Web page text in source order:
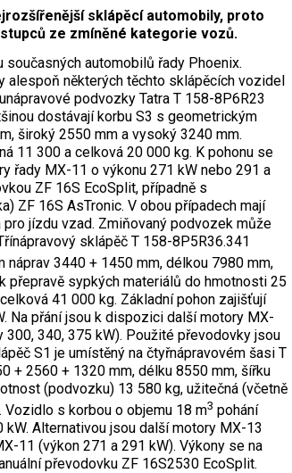
sklápěcí automobily, proto
ze zmíněné kategorie vozů.
automobilů řady Phoenix.
alespoň některých těchto sklápěcích vozidel
podvozky Tatra T 158-8P6R23
dostávají korbu S3 s geometrickým
široký 2550 mm a vysoký 3240 mm.
11 300 a celková 20 000 kg. K pohonu se
řady MX-11 o výkonu 271 kW nebo 291 a
ZF 16S EcoSplit, případně s
ZF 16S AsTronic. V obou případech mají
jízdu vzad. Zmiňovaný podvozek může
sklápěč T 158-8P5R36.341
náprav 3440 + 1450 mm, délkou 7980 mm,
přepravě sypkých materiálů do hmotnosti 25
41 000 kg. Základní pohon zajišťují
Na přání jsou k dispozici další motory MX-
340, 375 kW). Použité převodovky jsou
S1 je umístěný na čtyřnápravovém šasi T
+ 2560 + 1320 mm, délku 8550 mm, šířku
(podvozku) 13 580 kg, užitečná (včetně
s korbou o objemu 18 m3 pohání
Alternativou jsou další motory MX-13
11 (výkon 271 a 291 kW). Výkony se na
převodovku ZF 16S2530 EcoSplit.